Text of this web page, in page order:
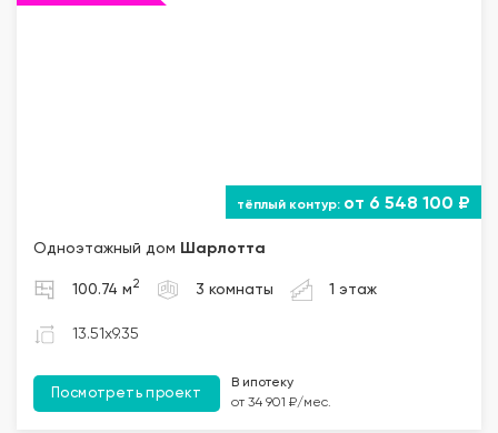
от 6 548 100 ₽
Одноэтажный дом Шарлотта
100.74 м 2 3 комнаты 1 этаж
13.51x9.35
Посмотреть проект
В ипотеку
от 34 901 ₽/мес.